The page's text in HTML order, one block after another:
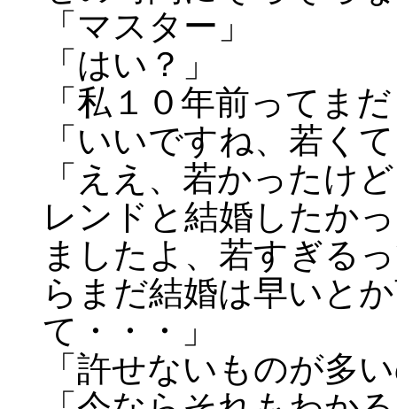
「マスター」
「はい？」
「私１０年前ってま
「いいですね、若く
「ええ、若かったけ
レンドと結婚したか
ましたよ、若すぎる
らまだ結婚は早いと
て・・・」
「許せないものが多